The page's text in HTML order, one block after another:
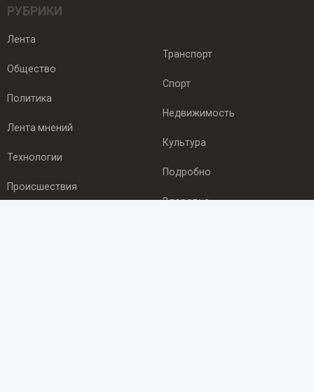
РУБРИКИ
Лента
Общество
Политика
Лента мнений
Технологии
Происшествия
Транспорт
Спорт
Недвижимость
Культура
Подробно
Здоровье